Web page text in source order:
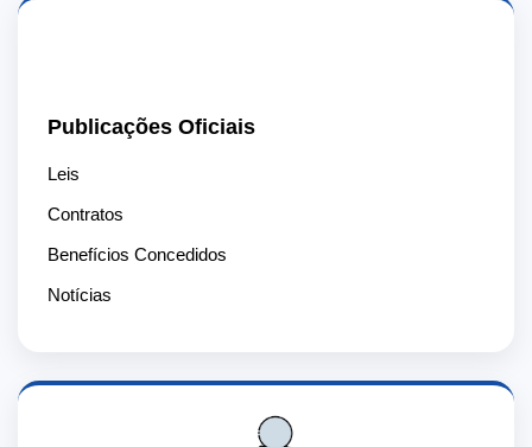
Publicações Oficiais
Leis
Contratos
Benefícios Concedidos
Notícias